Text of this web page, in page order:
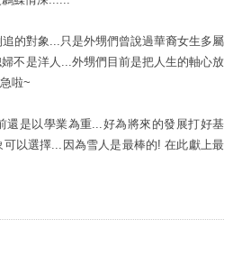
的對象...只是外甥們曾說過華裔女生多屬
不是洋人...外甥們目前是把人生的軸心放
啦~
還是以學業為重...好為將來的發展打好基
以選擇...因為雪人是最棒的! 在此獻上最